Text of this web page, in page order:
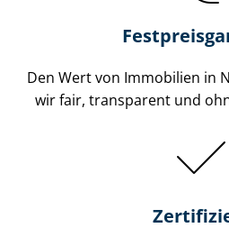
Den Wert von Immobilien in
wir fair, transparent und